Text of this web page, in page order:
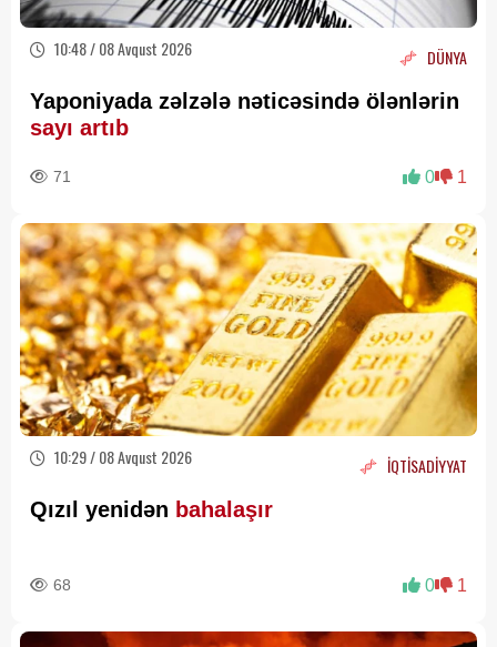
10:48 / 08 Avqust 2026 DÜNYA
Yaponiyada zəlzələ nəticəsində ölənlərin
sayı artıb
71 0 1
10:29 / 08 Avqust 2026 İQTİSADİYYAT
Qızıl yenidən bahalaşır
68 0 1